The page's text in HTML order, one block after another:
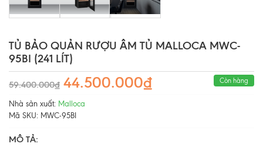
TỦ BẢO QUẢN RƯỢU ÂM TỦ MALLOCA MWC-
95BI (241 LÍT)
59.400.000₫ 44.500.000₫ Còn hàng
Nhà sản xuất: Malloca
Mã SKU: MWC-95BI
MÔ TẢ: